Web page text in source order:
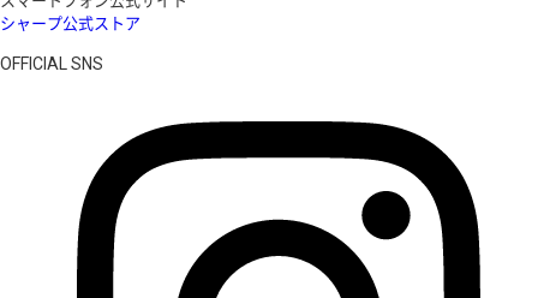
シャープ公式ストア
OFFICIAL SNS